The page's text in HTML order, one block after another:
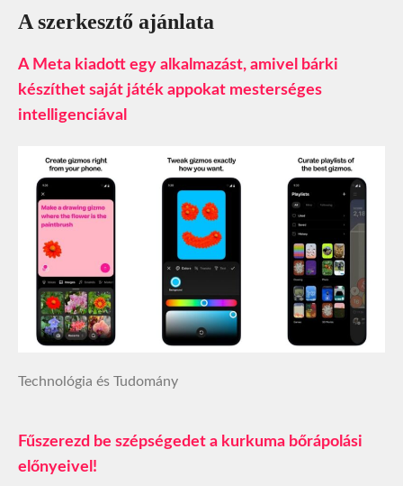
A szerkesztő ajánlata
A Meta kiadott egy alkalmazást, amivel bárki
készíthet saját játék appokat mesterséges
intelligenciával
Technológia és Tudomány
Fűszerezd be szépségedet a kurkuma bőrápolási
előnyeivel!